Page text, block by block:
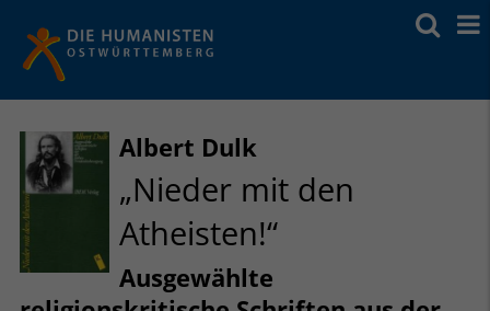
Albert Dulk
„Nieder mit den
Atheisten!“
Ausgewählte